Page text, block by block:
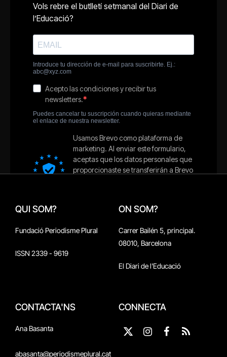
QUI SOM?
Fundació Periodisme Plural
ISSN 2339 - 9619
ON SOM?
Carrer Bailén 5, principal.
08010, Barcelona
El Diari de l'Educació
CONTACTA'NS
Ana Basanta
abasanta@periodismeplural.cat
CONNECTA
X
Instagram
Facebook
RSS